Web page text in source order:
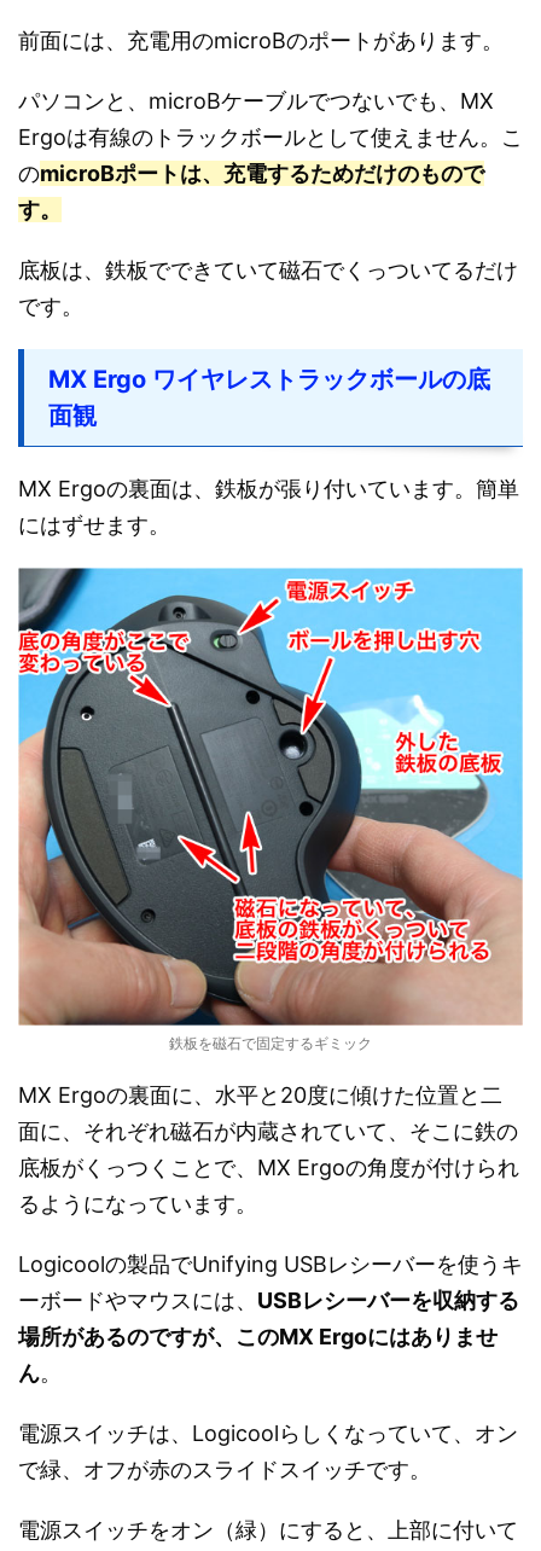
前面には、充電用のmicroBのポートがあります。
パソコンと、microBケーブルでつないでも、MX
Ergoは有線のトラックボールとして使えません。こ
のmicroBポートは、充電するためだけのもので
す。
底板は、鉄板でできていて磁石でくっついてるだけ
です。
MX Ergo ワイヤレストラックボールの底
面観
MX Ergoの裏面は、鉄板が張り付いています。簡単
にはずせます。
鉄板を磁石で固定するギミック
MX Ergoの裏面に、水平と20度に傾けた位置と二
面に、それぞれ磁石が内蔵されていて、そこに鉄の
底板がくっつくことで、MX Ergoの角度が付けられ
るようになっています。
Logicoolの製品でUnifying USBレシーバーを使うキ
ーボードやマウスには、 USBレシーバーを収納する
場所があるのですが、このMX Ergoにはありませ
ん。
電源スイッチは、Logicoolらしくなっていて、オン
で緑、オフが赤のスライドスイッチです。
電源スイッチをオン（緑）にすると、上部に付いて